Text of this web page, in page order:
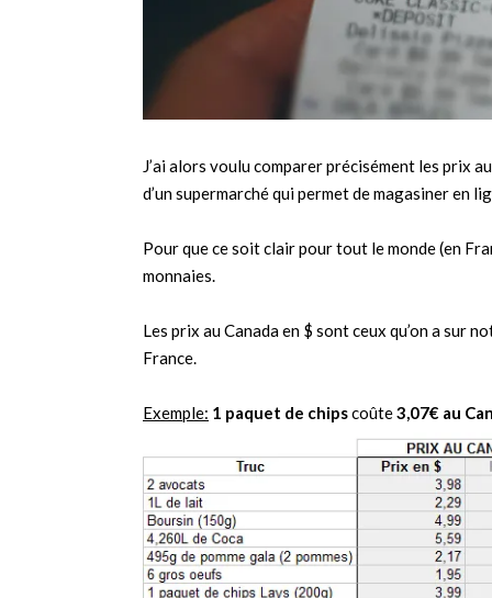
J’ai alors voulu comparer précisément les prix
d’un supermarché qui permet de magasiner en
Pour que ce soit clair pour tout le monde (en
monnaies.
Les prix au Canada en $ sont ceux qu’on a sur
France.
Exemple: 1 paquet de chipscoûte3,07€ au